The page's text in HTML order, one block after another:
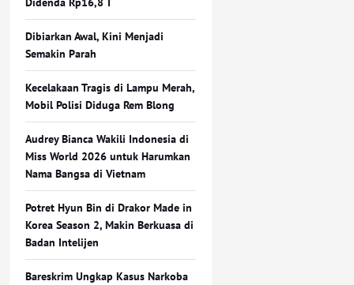
Dibiarkan Awal, Kini Menjadi
Semakin Parah
Kecelakaan Tragis di Lampu Merah,
Mobil Polisi Diduga Rem Blong
Audrey Bianca Wakili Indonesia di
Miss World 2026 untuk Harumkan
Nama Bangsa di Vietnam
Potret Hyun Bin di Drakor Made in
Korea Season 2, Makin Berkuasa di
Badan Intelijen
Bareskrim Ungkap Kasus Narkoba